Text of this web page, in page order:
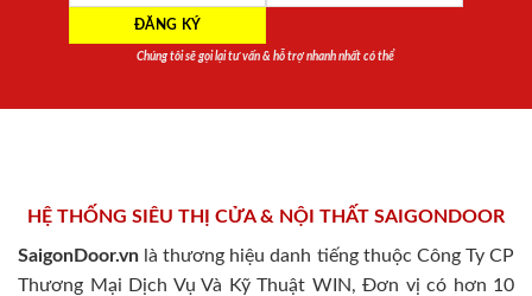
Chúng tôi sẽ gọi lại tư vấn & hỗ trợ nhanh nhất có thể
HỆ THỐNG SIÊU THỊ CỬA & NỘI THẤT SAIGONDOOR
SaigonDoor.vn là thương hiệu danh tiếng thuộc Công Ty CP
Thương Mại Dịch Vụ Và Kỹ Thuật WIN, Đơn vị có hơn 10